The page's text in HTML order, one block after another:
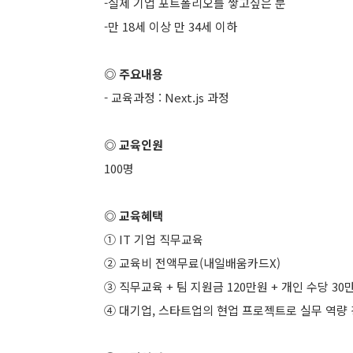
-만 18세 이상 만 34세 이하
◎ 주요내용
- 교육과정 : Next.js 과정
◎ 교육인원
100명
◎ 교육혜택
① IT 기업 직무교육
② 교육비 전액무료(내일배움카드X)
③ 직무교육 + 팀 지원금 120만원 + 개인 수당 30
④ 대기업, 스타트업의 현업 프로젝트로 실무 역량